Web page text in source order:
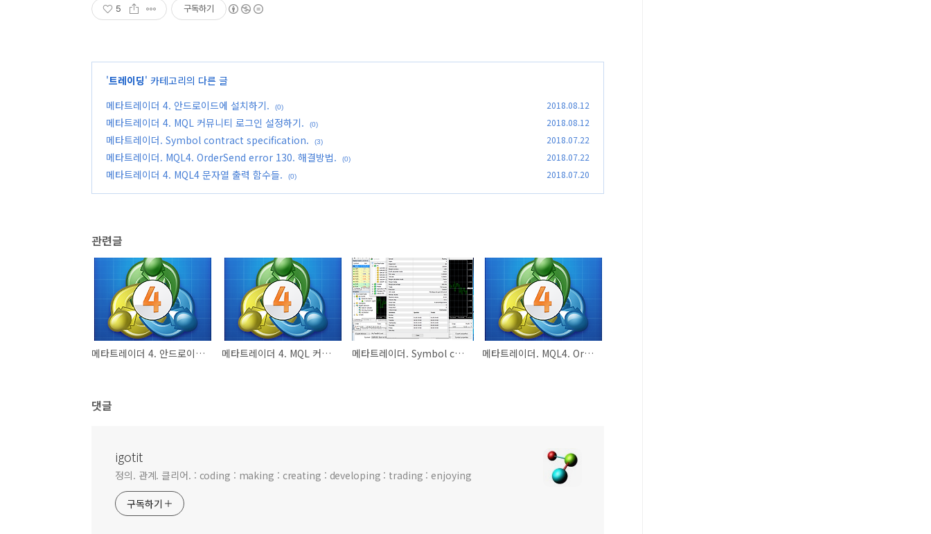
5 구독하기
'트레이딩' 카테고리의 다른 글
메타트레이더 4. 안드로이드에 설치하기.
(0) 2018.08.12
메타트레이더 4. MQL 커뮤니티 로그인 설정하기. (0) 2018.08.12
메타트레이더. Symbol contract specification. (3) 2018.07.22
메타트레이더. MQL4. OrderSend error 130. 해결방법. (0) 2018.07.22
메타트레이더 4. MQL4 문자열 출력 함수들. (0) 2018.07.20
관련글
메타트레이더 4. 안드로이드에 설치하기. 메타트레이더 4. MQL 커뮤니티 로그인 설정하기. 메타트레이더. Symbol contract specification. 메타트레이더. MQL4. OrderSend error 130. 해결방법.
댓글
igotit
정의. 관계. 클리어. : coding : making : creating : developing : trading : enjoying
구독하기